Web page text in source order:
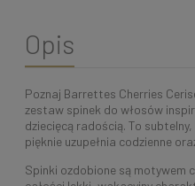
Opis
Poznaj Barrettes Cherries
zestaw spinek do włosów
dziecięcą radością. To
pięknie uzupełnia codzienne
Spinki ozdobione są motywem